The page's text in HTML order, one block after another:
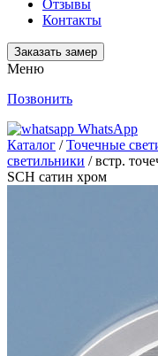
Отзывы
Контакты
Заказать замер
Меню
Позвонить
WhatsApp
Каталог /Точечные
светильники / встр.
SCH сатин хром